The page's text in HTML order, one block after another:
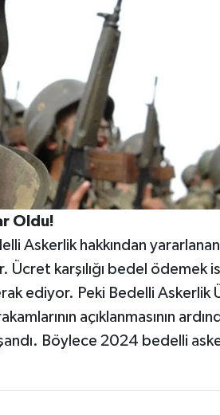
Oldu!
hakkından yararlanan
karşılığı bedel ödemek
ediyor. Peki Bedelli Askerlik
açıklanmasının
Böylece 2024 bedelli